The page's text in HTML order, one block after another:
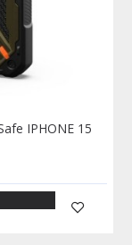
IPHONE 15